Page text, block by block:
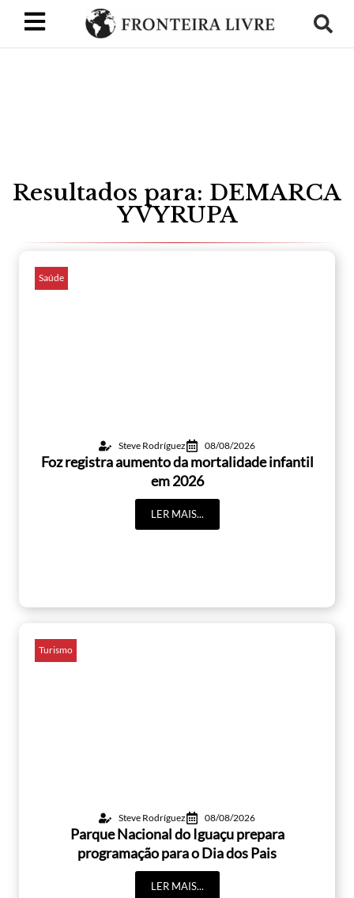
Resultados para: DEMARCA
YVYRUPA
Saúde
Steve Rodríguez 08/08/2026
Foz registra aumento da mortalidade infantil
em 2026
LER MAIS...
Turismo
Steve Rodríguez 08/08/2026
Parque Nacional do Iguaçu prepara
programação para o Dia dos Pais
LER MAIS...